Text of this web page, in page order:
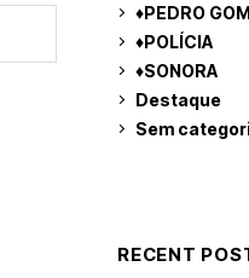
♦PEDRO
♦POLÍCIA
♦SONORA
Destaque
Sem
RECENT